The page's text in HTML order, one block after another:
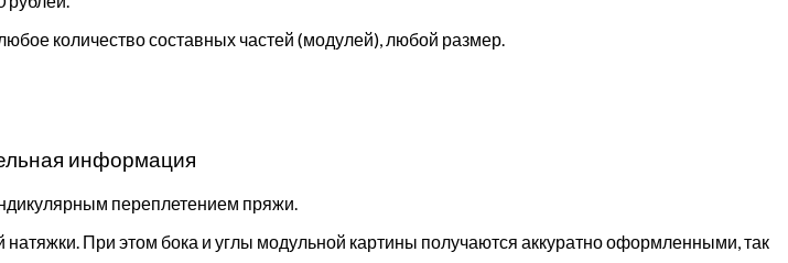
количество составных частей (модулей), любой размер.
информация
переплетением пряжи.
При этом бока и углы модульной картины получаются аккуратно оформленными, так